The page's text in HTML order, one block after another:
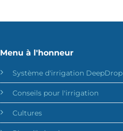
Menu à l'honneur
Système d'irrigation DeepDrop
Conseils pour l'irrigation
Cultures